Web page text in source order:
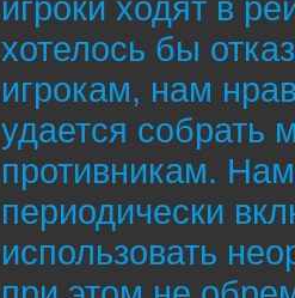
хотелось бы
игрокам, нам
удается собрать
противникам.
периодически
использовать